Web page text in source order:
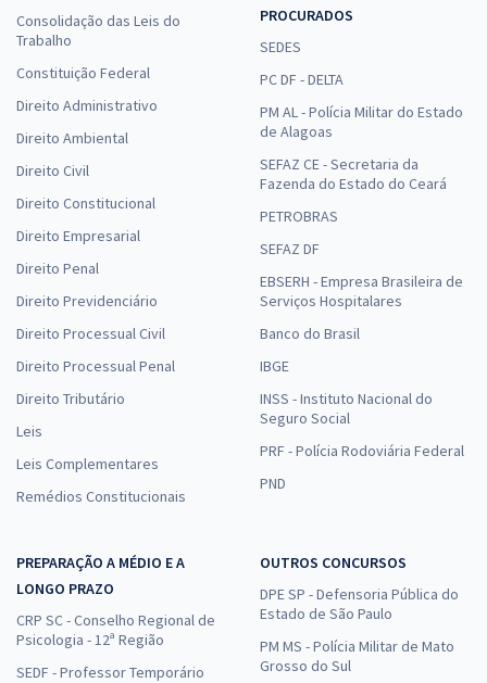
Consolidação das Leis do
Trabalho
Constituição Federal
Direito Administrativo
Direito Ambiental
Direito Civil
Direito Constitucional
Direito Empresarial
Direito Penal
Direito Previdenciário
Direito Processual Civil
Direito Processual Penal
Direito Tributário
Leis
Leis Complementares
Remédios Constitucionais
PROCURADOS
SEDES
PC DF - DELTA
PM AL - Polícia Militar do Estado
de Alagoas
SEFAZ CE - Secretaria da
Fazenda do Estado do Ceará
PETROBRAS
SEFAZ DF
EBSERH - Empresa Brasileira de
Serviços Hospitalares
Banco do Brasil
IBGE
INSS - Instituto Nacional do
Seguro Social
PRF - Polícia Rodoviária Federal
PND
PREPARAÇÃO A MÉDIO E A
LONGO PRAZO
CRP SC - Conselho Regional de
Psicologia - 12ª Região
SEDF - Professor Temporário
OUTROS CONCURSOS
DPE SP - Defensoria Pública do
Estado de São Paulo
PM MS - Polícia Militar de Mato
Grosso do Sul